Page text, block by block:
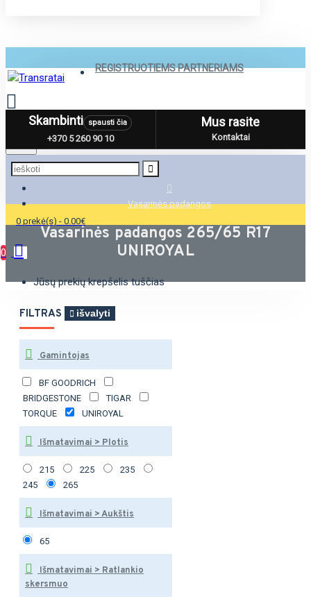
REGISTRUOTIEMS PARTNERIAMS
Menu
0 prekė(s) - 0.00€
0
Jūsų prekių krepšelis tuščias
Skambinti spausti čia
+370 5 260 90 10
Mus rasite
Kontaktai
Vasarinės padangos
Vasarinės padangos 265/65 R17
UNIROYAL
FILTRAS išvalyti
Gamintojas
BF GOODRICH
BRIDGESTONE
TIGAR
TORQUE
UNIROYAL
Išmatavimai > Plotis
215 225
235
245
265
Išmatavimai > Aukštis
65
Išmatavimai > Ratlankio
skersmuo